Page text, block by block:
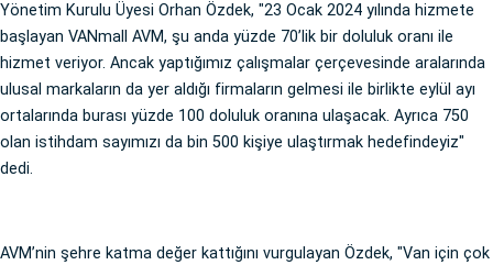
Yönetim Kurulu Üyesi Orhan Özdek, "23 Ocak 2024 yılında hizmete
başlayan VANmall AVM, şu anda yüzde 70’lik bir doluluk oranı ile
hizmet veriyor. Ancak yaptığımız çalışmalar çerçevesinde aralarında
ulusal markaların da yer aldığı firmaların gelmesi ile birlikte eylül ayı
ortalarında burası yüzde 100 doluluk oranına ulaşacak. Ayrıca 750
olan istihdam sayımızı da bin 500 kişiye ulaştırmak hedefindeyiz"
dedi.
AVM’nin şehre katma değer kattığını vurgulayan Özdek, "Van için çok